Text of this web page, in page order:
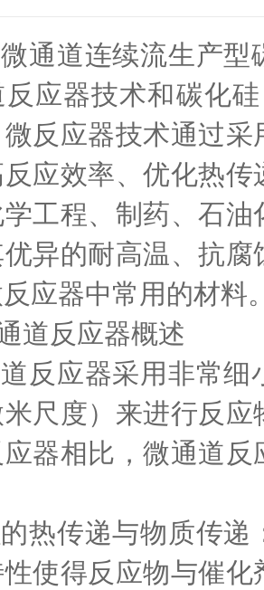
通道连续流生产型
应器技术和碳化
反应器技术通过
应效率、优化热
工程、制药、石
异的耐高温、抗
反应器中常用的材
道反应器概述
反应器采用非常细
尺度）来进行反
器相比，微通道
热传递与物质传递
使得反应物与催